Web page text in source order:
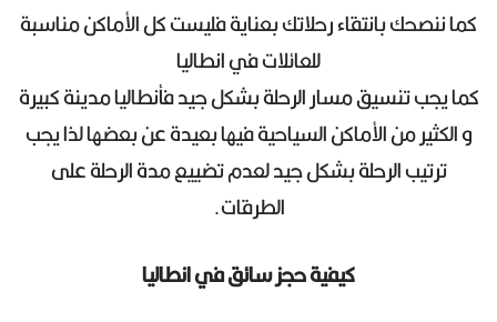
كما ننصحك بانتقاء رحلاتك بعناية فليست كل الأماكن مناسبة
للعائلات في انطاليا
كما يجب تنسيق مسار الرحلة بشكل جيد فأنطاليا مدينة كبيرة
و الكثير من الأماكن السياحية فيها بعيدة عن بعضها لذا يجب
ترتيب الرحلة بشكل جيد لعدم تضييع مدة الرحلة على
الطرقات.
كيفية حجز سائق في انطاليا